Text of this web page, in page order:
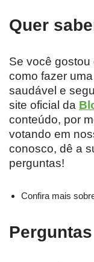
Quer
Se você gostou
como fazer
saudável e
site oficial da
conteúdo, por
votando em
conosco, dê a
perguntas!
Confira mais